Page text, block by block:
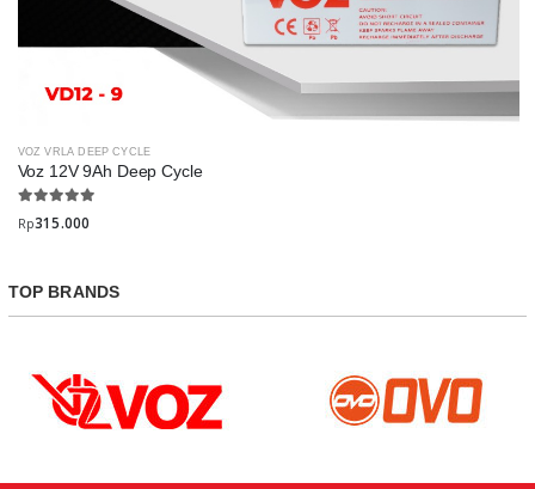
VOZ VRLA DEEP CYCLE
Voz 12V 9Ah Deep Cycle
Rp315.000
TOP BRANDS